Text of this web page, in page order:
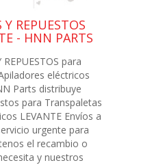
Y REPUESTOS
- HNN PARTS
REPUESTOS para
eléctricos
Parts distribuye
para Transpaletas
LEVANTE Envíos a
urgente para
el recambio o
y nuestros